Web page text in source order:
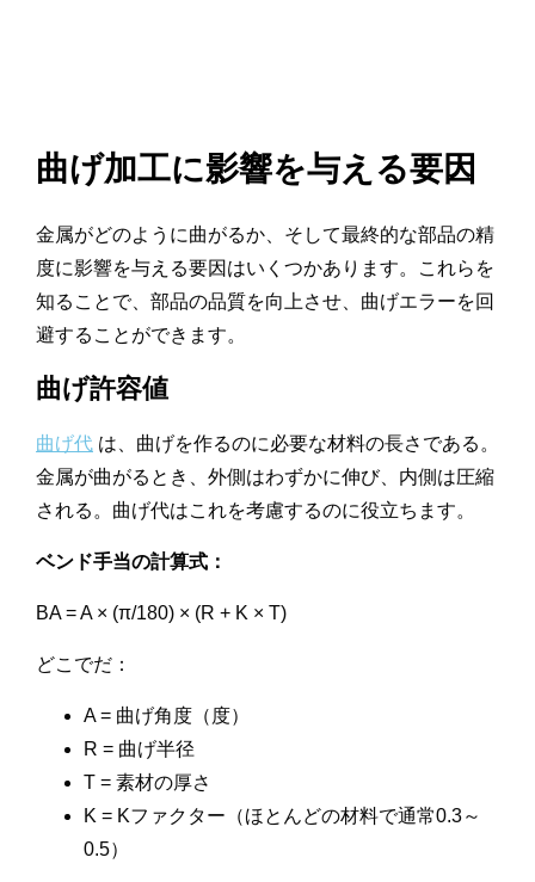
曲げ加工に影響を与える要因
金属がどのように曲がるか、そして最終的な部品の精
度に影響を与える要因はいくつかあります。これらを
知ることで、部品の品質を向上させ、曲げエラーを回
避することができます。
曲げ許容値
曲げ代 は、曲げを作るのに必要な材料の長さである。
金属が曲がるとき、外側はわずかに伸び、内側は圧縮
される。曲げ代はこれを考慮するのに役立ちます。
ベンド手当の計算式：
BA = A × (π/180) × (R + K × T)
どこでだ：
A = 曲げ角度（度）
R = 曲げ半径
T = 素材の厚さ
K = Kファクター（ほとんどの材料で通常0.3～
0.5）